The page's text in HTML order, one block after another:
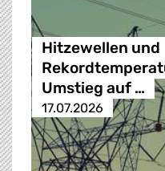
Hitzewellen und
Umstieg auf …
17.07.2026